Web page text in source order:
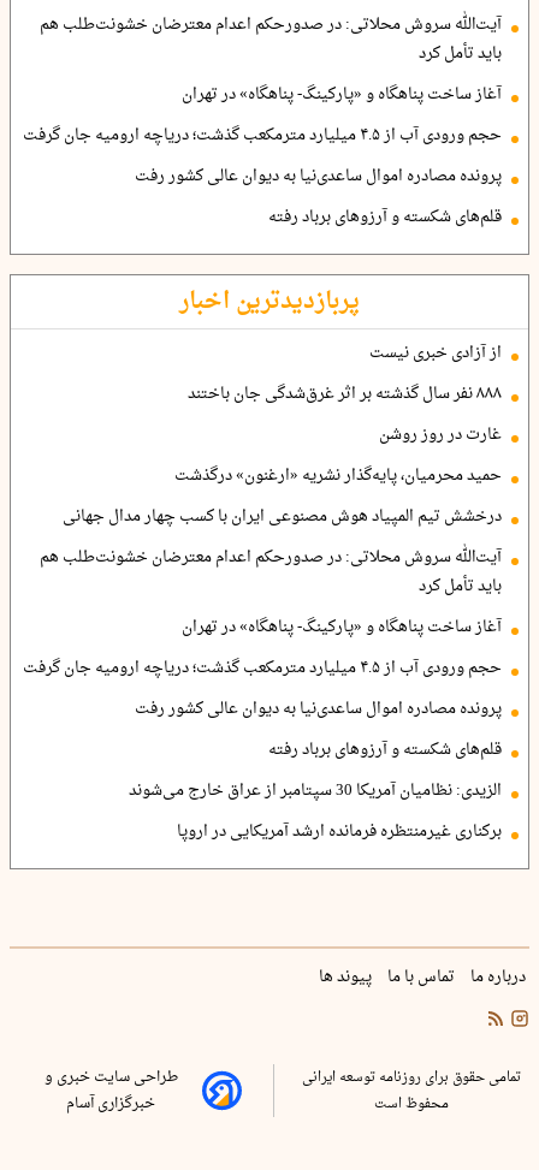
آیت‌الله سروش محلاتی: در صدورحکم اعدام معترضان خشونت‌طلب هم
باید تأمل کرد
آغاز ساخت پناهگاه و «پارکینگ- پناهگاه» در تهران
حجم ورودی آب از ۴.۵ میلیارد مترمکعب گذشت؛ دریاچه ارومیه جان گرفت
پرونده مصادره اموال ساعدی‌نیا به دیوان عالی کشور رفت
قلم‌های شکسته و آرزوهای برباد رفته
پربازدیدترین اخبار
از آزادی خبری نیست
۸۸۸ نفر سال گذشته بر اثر غرق‌شدگی جان باختند
غارت در روز روشن
حمید محرمیان، پایه‌گذار نشریه «ارغنون» درگذشت
درخشش تیم المپیاد هوش مصنوعی ایران با کسب چهار مدال جهانی
آیت‌الله سروش محلاتی: در صدورحکم اعدام معترضان خشونت‌طلب هم
باید تأمل کرد
آغاز ساخت پناهگاه و «پارکینگ- پناهگاه» در تهران
حجم ورودی آب از ۴.۵ میلیارد مترمکعب گذشت؛ دریاچه ارومیه جان گرفت
پرونده مصادره اموال ساعدی‌نیا به دیوان عالی کشور رفت
قلم‌های شکسته و آرزوهای برباد رفته
الزیدی: نظامیان آمریکا 30 سپتامبر از عراق خارج می‌شوند
برکناری غیرمنتظره فرمانده ارشد آمریکایی در اروپا
درباره ما تماس با ما پیوند ها
تمامی حقوق برای روزنامه توسعه ایرانی
محفوظ است
طراحی سایت خبری و
خبرگزاری آسام